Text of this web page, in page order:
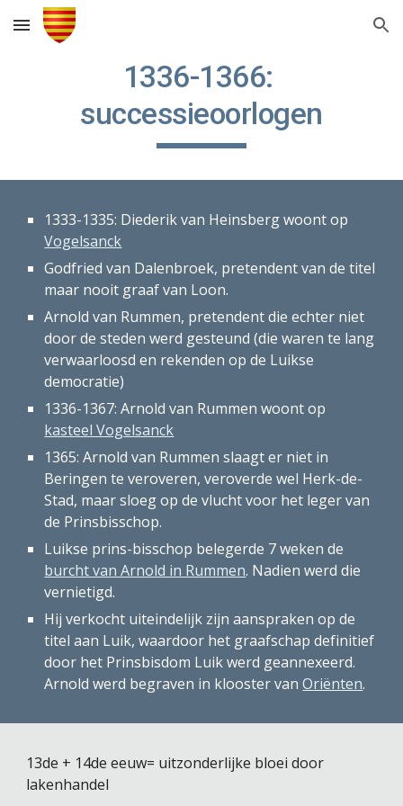
Skip to main content Skip to navigation
1336-1366:
successieoorlogen
Vogelsanck
Godfried van Dalenbroek, pretendent van de titel
maar nooit graaf van Loon.
Arnold van Rummen, pretendent die echter niet
door de steden werd gesteund (die waren te lang
verwaarloosd en rekenden op de Luikse
democratie)
kasteel Vogelsanck
1365: Arnold van Rummen slaagt er niet in
Beringen te veroveren, veroverde wel Herk-de-
Stad, maar sloeg op de vlucht voor het leger van
de Prinsbisschop.
burcht van Arnold in Rummen. Nadien werd die
vernietigd.
Hij verkocht uiteindelijk zijn aanspraken op de
titel aan Luik, waardoor het graafschap definitief
door het Prinsbisdom Luik werd geannexeerd.
Arnold werd begraven in klooster van Oriënten.
13de + 14de eeuw= uitzonderlijke bloei door
lakenhandel